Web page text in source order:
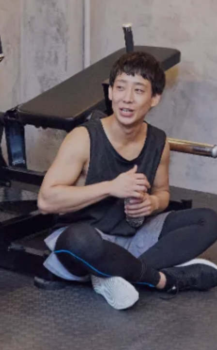
FRANCHISE
フランチャイズお問い合わせ